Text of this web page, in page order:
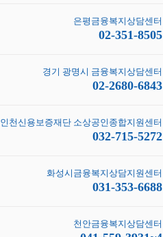
은평금융복지상담센터
02-351-8505
경기 광명시 금융복지상담센터
02-2680-6843
인천신용보증재단 소상공인종합지원센터
032-715-5272
화성시금융복지상담지원센터
031-353-6688
천안금융복지상담센터